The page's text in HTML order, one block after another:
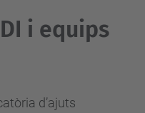
i equips
d’ajuts